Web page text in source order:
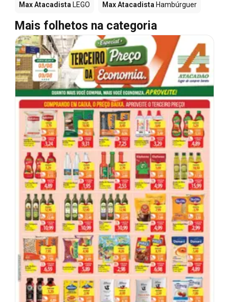
Max Atacadista LEGO Max Atacadista Hambúrguer
Mais folhetos na categoria